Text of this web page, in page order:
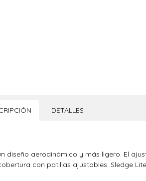
DETALLES
diseño aerodinámico y más ligero. El
con patillas ajustables. Sledge